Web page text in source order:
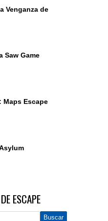
Venganza de
Saw Game
Maps Escape
ESCAPE